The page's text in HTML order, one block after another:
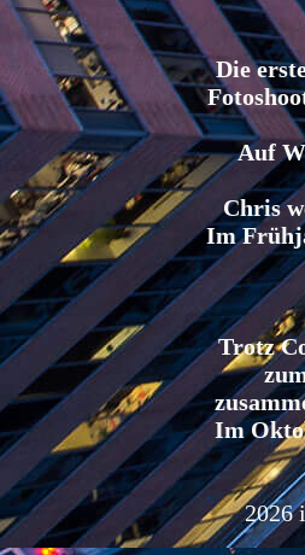
Die
Auf
Chris
Im
Trotz
Im
2026